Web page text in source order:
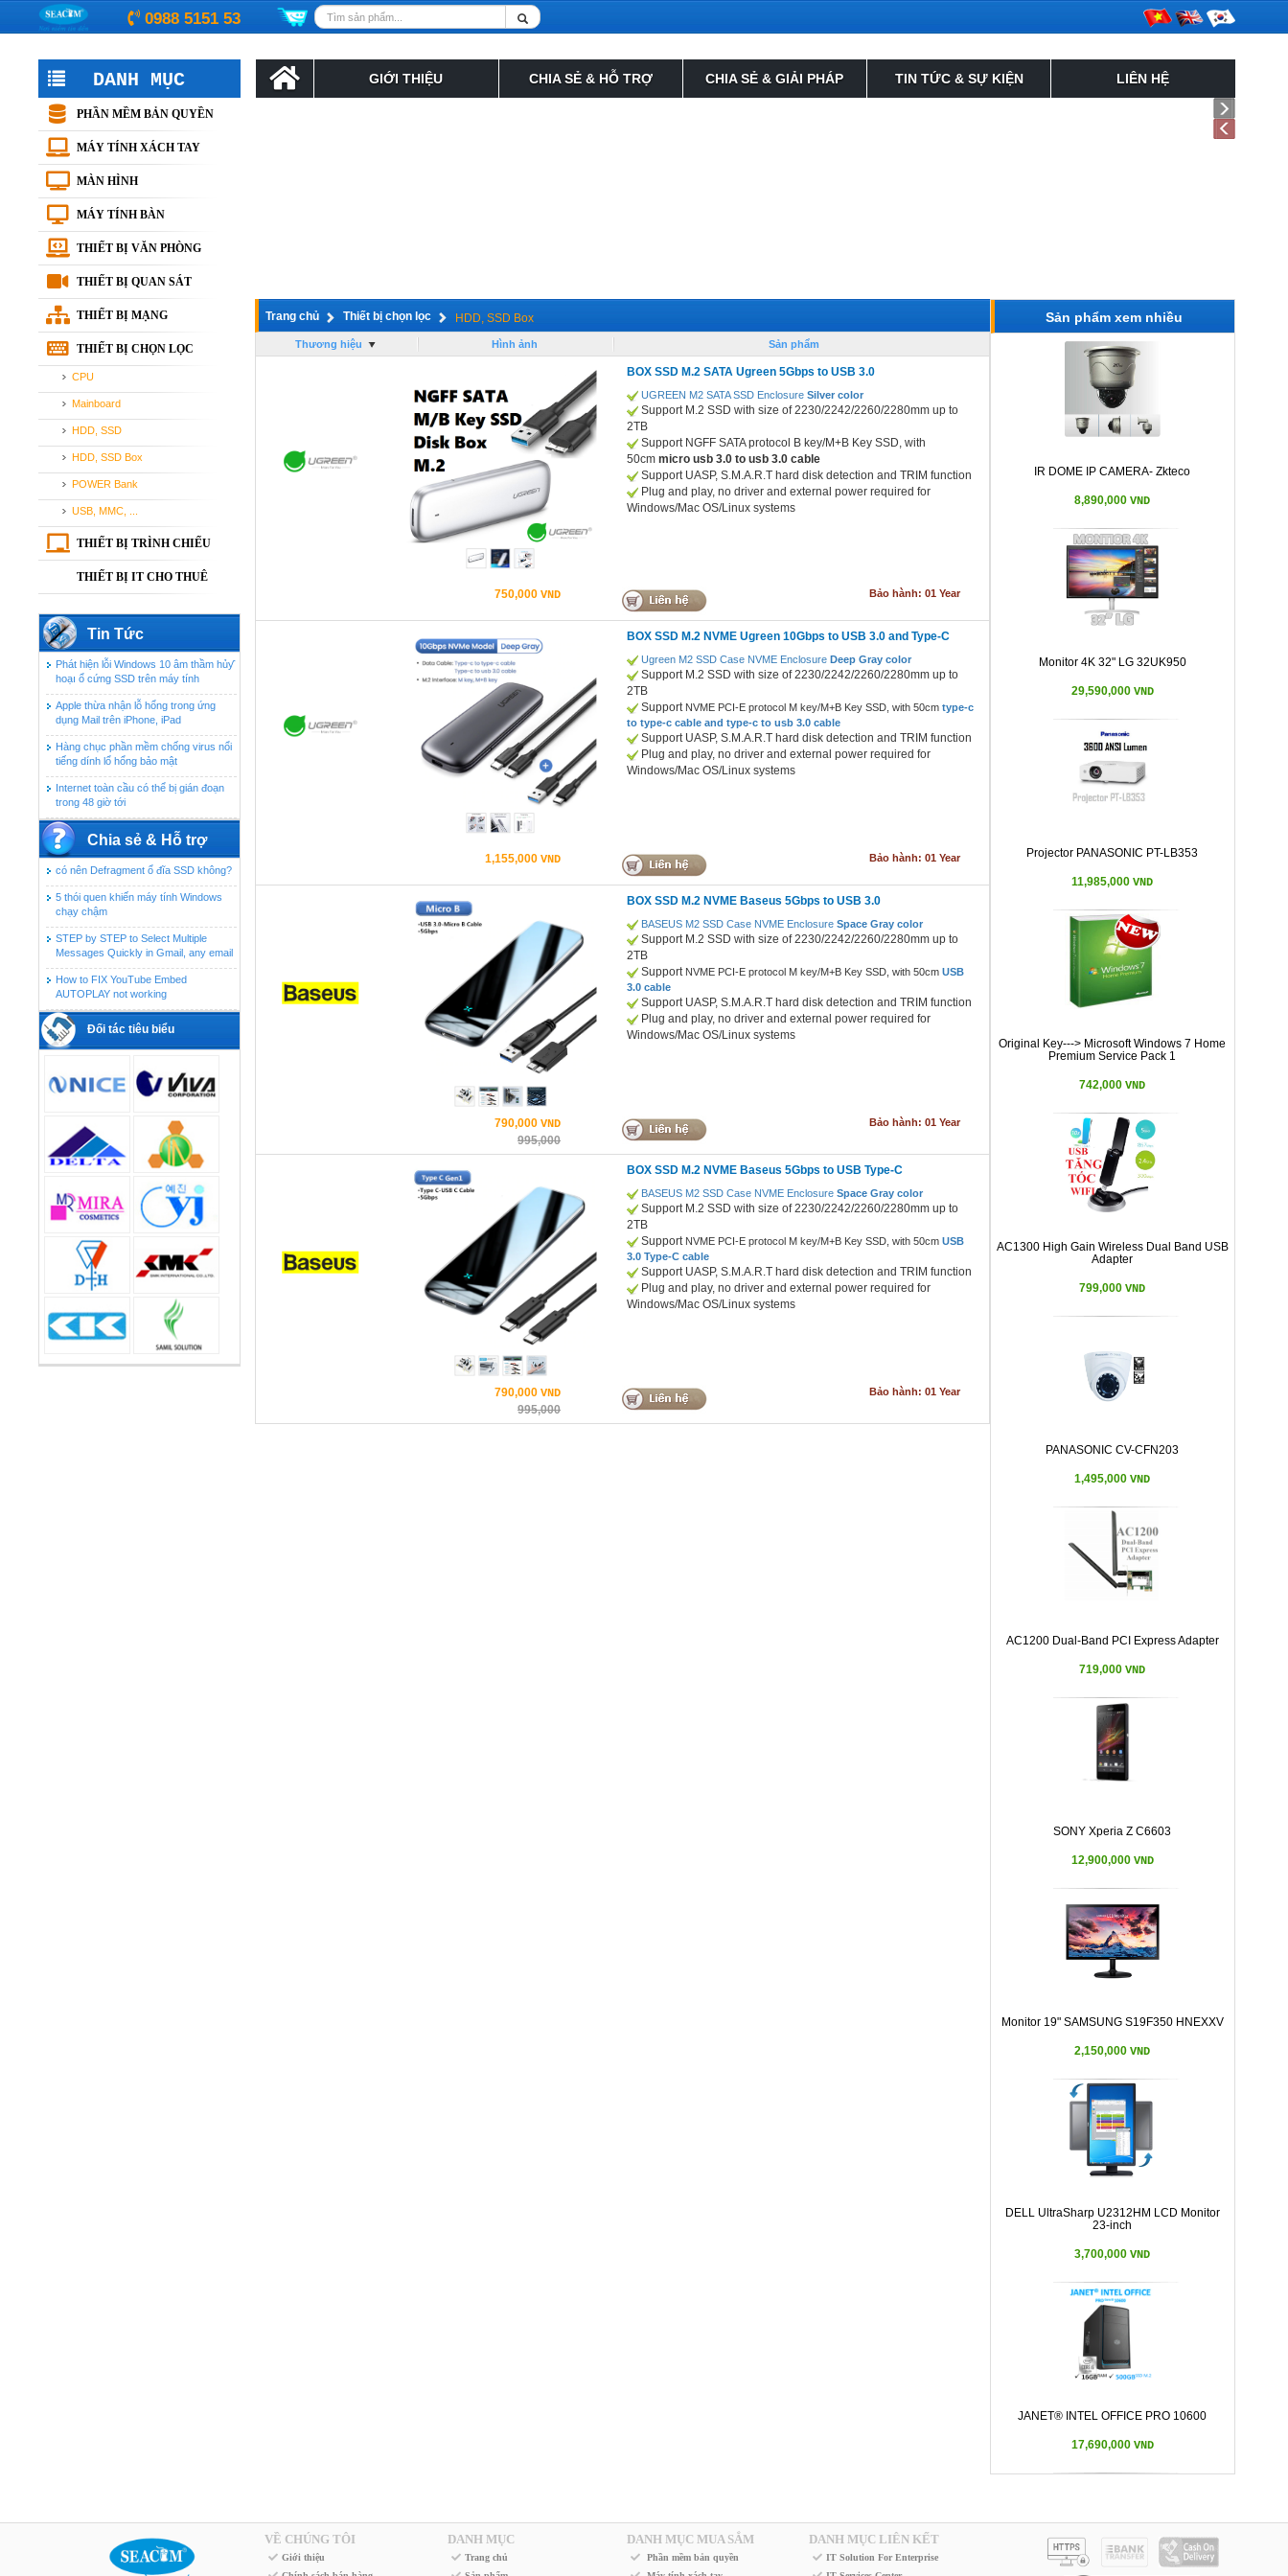
0988 5151 53
DANH MỤC
PHẦN MỀM BẢN QUYỀN
MÁY TÍNH XÁCH TAY
MÀN HÌNH
MÁY TÍNH BÀN
THIẾT BỊ VĂN PHÒNG
THIẾT BỊ QUAN SÁT
THIẾT BỊ MẠNG
THIẾT BỊ CHỌN LỌC
CPU
Mainboard
HDD, SSD
HDD, SSD Box
POWER Bank
USB, MMC, ...
THIẾT BỊ TRÌNH CHIẾU
THIẾT BỊ IT CHO THUÊ
Tin Tức
Phát hiện lỗi Windows 10 âm thầm hủ‌ƴ
hoạ‌ı ổ cứng SSD trên máy tính
Apple thừa nhận lỗ hổng trong ứng
dụng Mail trên iPhone, iPad
Hàng chục phần mềm chống virus nổi
tiếng dính lổ hổng bảo mật
Internet toàn cầu có thể bị gián đoạn
trong 48 giờ tới
Chia sẻ & Hỗ trợ
có nên Defragment ổ đĩa SSD không?
5 thói quen khiến máy tính Windows
chạy chậm
STEP by STEP to Select Multiple
Messages Quickly in Gmail, any email
How to FIX YouTube Embed
AUTOPLAY not working
Đối tác tiêu biểu
GIỚI THIỆU CHIA SẺ & HỖ TRỢ CHIA SẺ & GIẢI PHÁP TIN TỨC & SỰ KIỆN LIÊN HỆ
Trang chủ Thiết bị chọn lọc HDD, SSD Box
Thương hiệu Hình ảnh Sản phẩm
BOX SSD M.2 SATA Ugreen 5Gbps to USB 3.0
UGREEN M2 SATA SSD EnclosureSilver color
Support M.2 SSD with size of 2230/2242/2260/2280mm up to
2TB
Support NGFF SATA protocol B key/M+B Key SSD, with
50cmmicro usb 3.0 to usb 3.0 cable
Support UASP, S.M.A.R.T hard disk detection and TRIM function
Plug and play, no driver and external power required for
Windows/Mac OS/Linux systems
750,000VND Bảo hành: 01 Year
BOX SSD M.2 NVME Ugreen 10Gbps to USB 3.0 and Type-C
Ugreen M2 SSD Case NVME Enclosure Deep Gray color
Support M.2 SSD with size of 2230/2242/2260/2280mm up to
2TB
Support NVME PCI-E protocol M key/M+B Key SSD, with 50cmtype-c
to type-c cable and type-cto usb 3.0 cable
Support UASP, S.M.A.R.T hard disk detection and TRIM function
Plug and play, no driver and external power required for
Windows/Mac OS/Linux systems
1,155,000VND Bảo hành: 01 Year
BOX SSD M.2 NVME Baseus 5Gbps to USB 3.0
BASEUS M2 SSD Case NVME Enclosure Space Gray color
Support M.2 SSD with size of 2230/2242/2260/2280mm up to
2TB
Support NVME PCI-E protocol M key/M+B Key SSD, with 50cmUSB
3.0 cable
Support UASP, S.M.A.R.T hard disk detection and TRIM function
Plug and play, no driver and external power required for
Windows/Mac OS/Linux systems
790,000VND
995,000
Bảo hành: 01 Year
BOX SSD M.2 NVME Baseus 5Gbps to USB Type-C
BASEUS M2 SSD Case NVME Enclosure Space Gray color
Support M.2 SSD with size of 2230/2242/2260/2280mm up to
2TB
Support NVME PCI-E protocol M key/M+B Key SSD, with 50cmUSB
3.0 Type-C cable
Support UASP, S.M.A.R.T hard disk detection and TRIM function
Plug and play, no driver and external power required for
Windows/Mac OS/Linux systems
790,000VND
995,000
Bảo hành: 01 Year
Sản phẩm xem nhiều
IR DOME IP CAMERA- Zkteco
8,890,000VND
Monitor 4K 32" LG 32UK950
29,590,000 VND
Projector PANASONIC PT-LB353
11,985,000VND
Original Key---> Microsoft Windows 7 Home
Premium Service Pack 1
742,000VND
AC1300 High Gain Wireless Dual Band USB
Adapter
799,000VND
PANASONIC CV-CFN203
1,495,000VND
AC1200 Dual-Band PCI Express Adapter
719,000VND
SONY Xperia Z C6603
12,900,000 VND
Monitor 19" SAMSUNG S19F350 HNEXXV
2,150,000VND
DELL UltraSharp U2312HM LCD Monitor
23-inch
3,700,000VND
JANET® INTEL OFFICE PRO 10600
17,690,000 VND
VỀ CHÚNG TÔI
Giới thiệu
DANH MỤC
Trang chủ
DANH MỤC MUA SẮM
Phần mềm bản quyền
DANH MỤC LIÊN KẾT
IT Solution For Enterprise